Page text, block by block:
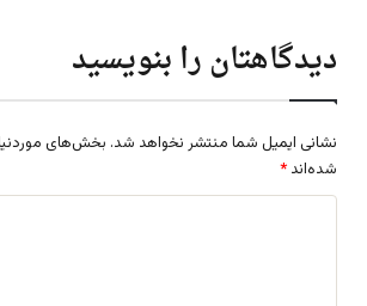
دیدگاهتان را بنویسید
نشانی ایمیل شما منتشر نخواهد شد. بخش‌های
شده‌اند *